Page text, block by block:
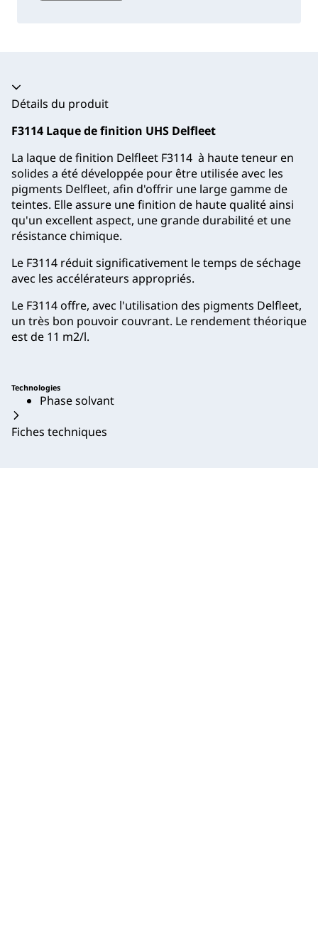
Accordéon fermé
Détails du produit
F3114 Laque de finition UHS Delfleet
La laque de finition Delfleet F3114 à haute teneur en
solides a été développée pour être utilisée avec les
pigments Delfleet, afin d'offrir une large gamme de
teintes. Elle assure une finition de haute qualité ainsi
qu'un excellent aspect, une grande durabilité et une
résistance chimique.
Le F3114 réduit significativement le temps de séchage
avec les accélérateurs appropriés.
Le F3114 offre, avec l'utilisation des pigments Delfleet,
un très bon pouvoir couvrant. Le rendement théorique
est de 11 m2/l.
Technologies
Phase solvant
Fiches techniques